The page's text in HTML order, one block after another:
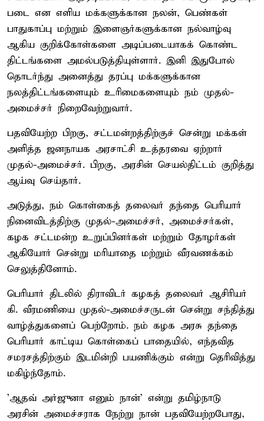
படை என எளிய மக்களுக்கான நலன், பெண்கள்
பாதுகாப்பு மற்றும் இளைஞர்களுக்கான நல்வாழ்வு
ஆகிய குறிக்கோள்களை அடிப்படையாகக் கொண்ட
திட்டங்களை அமல்படுத்தியுள்ளார். இனி இதுபோல்
தொடர்ந்து அனைத்து தரப்பு மக்களுக்கான
நலத்திட்டங்களையும் உரிமைகளையும் நம் முதல்-
அமைச்சர் நிறைவேற்றுவார்.
பதவியேற்ற பிறகு, சட்டமன்றத்திற்குச் சென்று மக்கள்
அளித்த ஜனநாயக அரசாட்சி உத்தரவை ஏற்றார்
முதல்-அமைச்சர். பிறகு, அரசின் செயல்திட்டம் குறித்து
ஆய்வு செய்தார்.
அடுத்து, நம் கொள்கைத் தலைவர் தந்தை பெரியார்
நினைவிடத்திற்கு முதல்-அமைச்சர், அமைச்சர்கள்,
கழக சட்டமன்ற உறுப்பினர்கள் மற்றும் தோழர்கள்
ஆகியோர் சென்று மரியாதை மற்றும் வீரவணக்கம்
செலுத்தினோம்.
பெரியார் திடலில் திராவிடர் கழகத் தலைவர் ஆசிரியர்
கி. வீரமணியை முதல்-அமைச்சருடன் சென்று சந்தித்து
வாழ்த்துகளைப் பெற்றோம். நம் கழக அரசு தந்தை
பெரியார் காட்டிய கொள்கைப் பாதையில், எந்தவித
சமரசத்திற்கும் இடமின்றி பயணிக்கும் என்று தெரிவித்து
மகிழ்ந்தோம்.
'ஆதவ் அர்ஜுனா எனும் நான்' என்று தமிழ்நாடு
அரசின் அமைச்சராக நேற்று நான் பதவியேற்றபோது,